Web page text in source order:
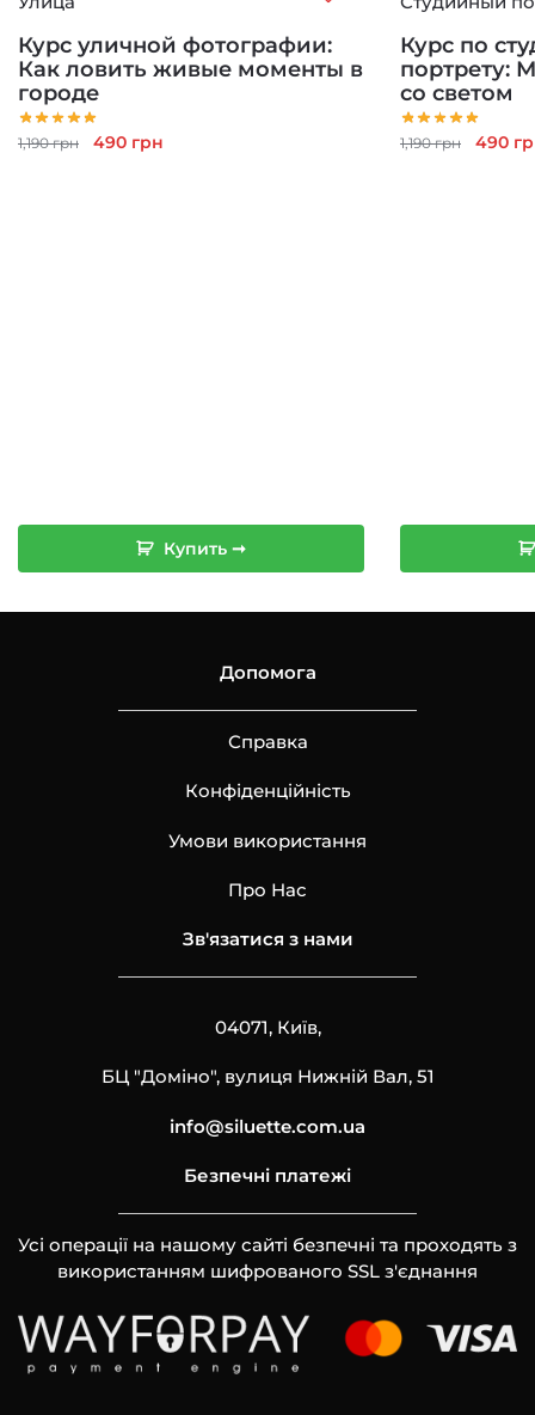
Курс уличной фотографии:
Как ловить живые моменты в
городе
1,190грн
Первоначальная
490 грн
Купить ➞
Курс по
портрету:
со светом
1,190грн 490
Допомога
Справка
Конфіденційність
Умови використання
Про Нас
Зв'язатися з нами
04071, Київ,
БЦ "Доміно", вулиця Нижній Вал, 51
info@siluette.com.ua
Безпечні платежі
Усі операції на нашому сайті безпечні та проходять з
використанням шифрованого SSL з'єднання